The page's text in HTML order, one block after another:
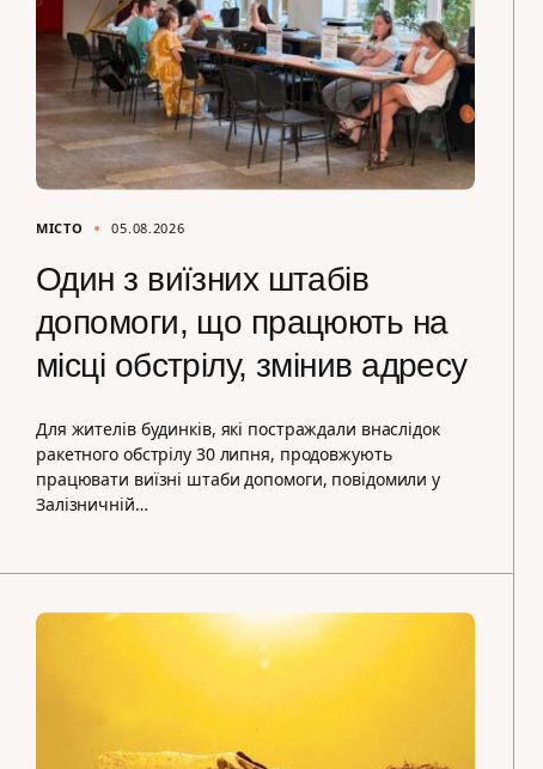
МІСТО 05.08.2026
Один з виїзних штабів
допомоги, що працюють на
місці обстрілу, змінив адресу
Для жителів будинків, які постраждали внаслідок
ракетного обстрілу 30 липня, продовжують
працювати виїзні штаби допомоги, повідомили у
Залізничній…